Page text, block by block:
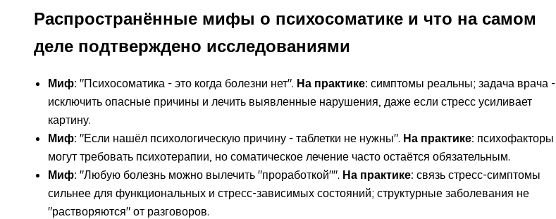
Распространённые мифы о психосоматике и что на самом
деле подтверждено исследованиями
Миф: "Психосоматика - это когда болезни нет". На практике: симптомы реальны; задача врача -
исключить опасные причины и лечить выявленные нарушения, даже если стресс усиливает
картину.
Миф: "Если нашёл психологическую причину - таблетки не нужны". На практике: психофакторы
могут требовать психотерапии, но соматическое лечение часто остаётся обязательным.
Миф: "Любую болезнь можно вылечить "проработкой"". На практике: связь стресс-симптомы
сильнее для функциональных и стресс-зависимых состояний; структурные заболевания не
"растворяются" от разговоров.